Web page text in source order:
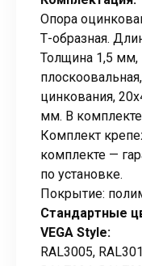
Опора
Т-образная.
Толщина 1,5 мм,
цинкования,
мм. В
Комплект
комплекте —
по установке.
Покрытие:
Стандартные
VEGA Style:
RAL3005,